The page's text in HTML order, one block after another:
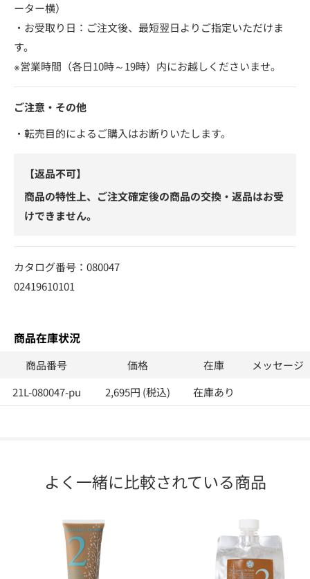
ーター横）
・お受取り日：ご注文後、最短翌日よりご指定いただけま
す。
※営業時間（各日10時～19時）内にお越しくださいませ。
ご注意・その他
・転売目的によるご購入はお断りいたします。
【返品不可】
商品の特性上、ご注文確定後の商品の交換・返品はお受
けできません。
カタログ番号：080047
02419610101
商品在庫状況
商品番号 価格 在庫
メッセージ
21L-080047-pu
2,695円 (税込) 在庫あり
よく一緒に比較されている商品